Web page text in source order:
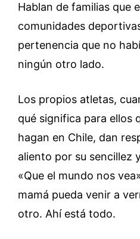
Hablan de familias que
comunidades
pertenencia que no
ningún otro lado.
Los propios atletas,
qué significa para ellos
hagan en Chile, dan
aliento por su sencillez
«Que el mundo nos
mamá pueda venir a
otro. Ahí está todo.